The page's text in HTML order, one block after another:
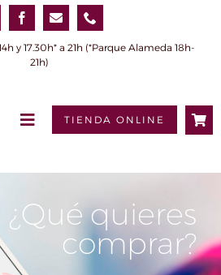
y 17.30h* a 21h (*Parque Alameda 18h-
21h)
ToggleTIENDA ONLINE
¿Qué quieres
comprar?